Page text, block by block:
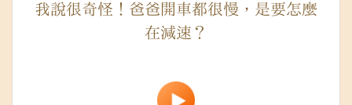
我說很奇怪！爸爸開車都很慢，是要怎麼
在減速？